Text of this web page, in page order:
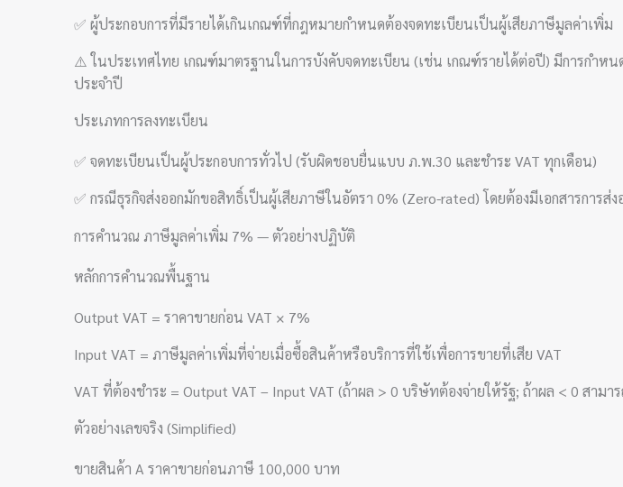
✅ ผู้ประกอบการที่มีรายได้เกินเกณฑ์ที่กฎหมายกำหนดต้องจดทะเบียนเป็นผู้เสียภาษีมูลค่าเพิ่ม
⚠️ ในประเทศไทย เกณฑ์มาตรฐานในการบังคับจดทะเบียน (เช่น เกณฑ์รายได้ต่อปี) มีการกำ
ประจำปี
ประเภทการลงทะเบียน
✅ จดทะเบียนเป็นผู้ประกอบการทั่วไป (รับผิดชอบยื่นแบบ ภ.พ.30 และชำระ VAT ทุกเดือน)
✅ กรณีธุรกิจส่งออกมักขอสิทธิ์เป็นผู้เสียภาษีในอัตรา 0% (Zero-rated) โดยต้องมีเอกสารการส่
การคำนวณ ภาษีมูลค่าเพิ่ม 7% — ตัวอย่างปฏิบัติ
หลักการคำนวณพื้นฐาน
Output VAT = ราคาขายก่อน VAT × 7%
Input VAT = ภาษีมูลค่าเพิ่มที่จ่ายเมื่อซื้อสินค้าหรือบริการที่ใช้เพื่อการขายที่เสีย VAT
VAT ที่ต้องชำระ = Output VAT – Input VAT (ถ้าผล > 0 บริษัทต้องจ่ายให้รัฐ; ถ้าผล < 0 สาม
ตัวอย่างเลขจริง (Simplified)
ขายสินค้า A ราคาขายก่อนภาษี 100,000 บาท